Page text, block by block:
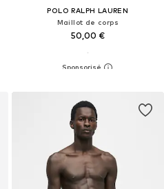
POLO RALPH LAUREN
Maillot de corps
50,00 €